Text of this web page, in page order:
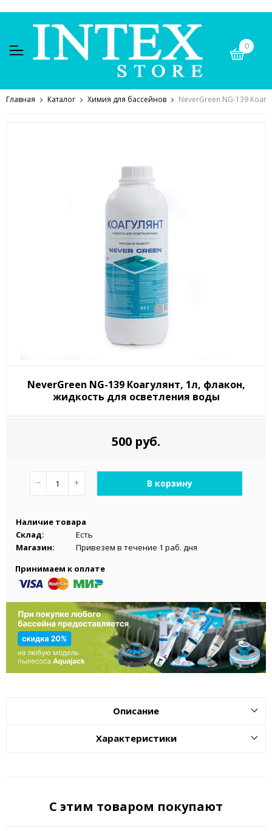
0
Главная Каталог Химия для бассейнов NeverGreen NG-139
NeverGreen NG-139 Коагулянт, 1л, флакон,
жидкость для осветления воды
500 руб.
− + В корзину
Наличие товара
Склад:
Есть
Магазин:
Привезем в течение 1 раб. дня
Принимаем к оплате
Описание
Характеристики
С этим товаром покупают